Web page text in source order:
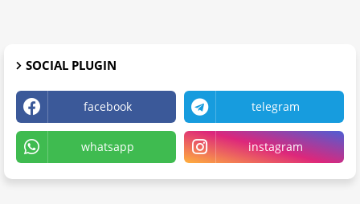
SOCIAL PLUGIN
facebook telegram
whatsapp instagram